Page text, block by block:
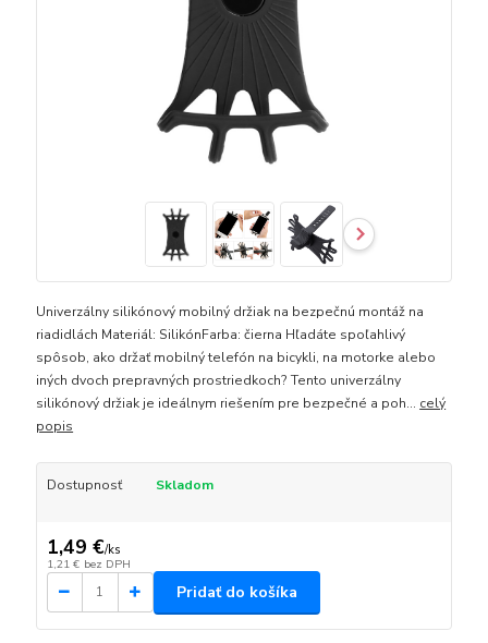
Univerzálny silikónový mobilný držiak na bezpečnú montáž na
riadidlách Materiál: SilikónFarba: čierna Hľadáte spoľahlivý
spôsob, ako držať mobilný telefón na bicykli, na motorke alebo
iných dvoch prepravných prostriedkoch? Tento univerzálny
silikónový držiak je ideálnym riešením pre bezpečné a poh... celý
popis
Dostupnosť Skladom
1,49 €/ks
1,21 € bez DPH
Pridať do košíka